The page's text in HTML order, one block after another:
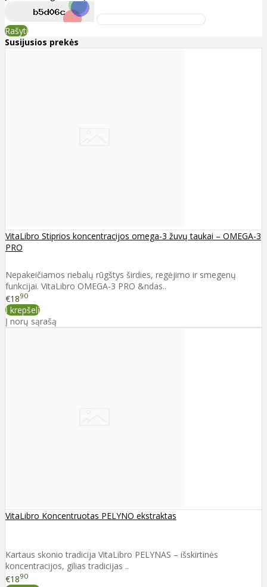
Rašyti
Susijusios prekės
VitaLibro Stiprios koncentracijos omega-3 žuvų taukai – OMEGA-3
PRO
Nepakeičiamos riebalų rūgštys širdies, regėjimo ir smegenų
funkcijai. VitaLibro OMEGA-3 PRO &ndas..
€1890
Į krepšelį
Į norų sąrašą
VitaLibro Koncentruotas PELYNO ekstraktas
Kartaus skonio tradicija VitaLibro PELYNAS – išskirtinės
koncentracijos, gilias tradicijas ..
€1890